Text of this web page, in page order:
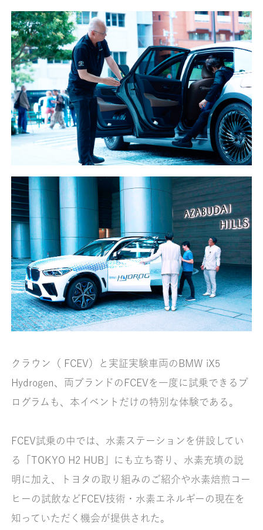
クラウン（ FCEV）と実証実験車両のBMW iX5
Hydrogen、両ブランドのFCEVを一度に試乗できるプ
ログラムも、本イベントだけの特別な体験である。
FCEV試乗の中では、水素ステーションを併設してい
る「TOKYO H2 HUB」にも立ち寄り、水素充填の説
明に加え、トヨタの取り組みのご紹介や水素焙煎コー
ヒーの試飲などFCEV技術・水素エネルギーの現在を
知っていただく機会が提供された。